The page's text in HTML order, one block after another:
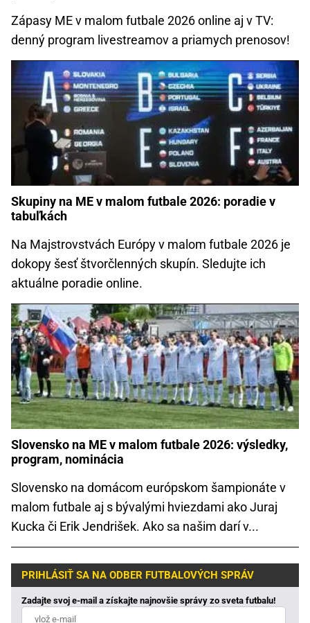
Zápasy ME v malom futbale 2026 online aj v TV:
denný program livestreamov a priamych prenosov!
Skupiny na ME v malom futbale 2026: poradie v
tabuľkách
Na Majstrovstvách Európy v malom futbale 2026 je
dokopy šesť štvorčlenných skupín. Sledujte ich
aktuálne poradie online.
Slovensko na ME v malom futbale 2026: výsledky,
program, nominácia
Slovensko na domácom európskom šampionáte v
malom futbale aj s bývalými hviezdami ako Juraj
Kucka či Erik Jendrišek. Ako sa našim darí v...
PRIHLÁSIŤ SA NA ODBER FUTBALOVÝCH SPRÁV
Zadajte svoj e-mail a získajte najnovšie správy zo sveta futbalu!